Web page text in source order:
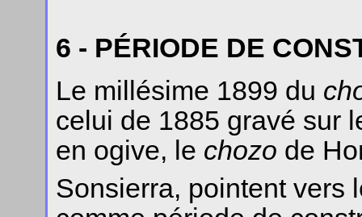
6 - PÉRIODE DE
Le millésime 1899 du
celui de 1885 gravé sur
en ogive, le chozo de
Sonsierra, pointent vers